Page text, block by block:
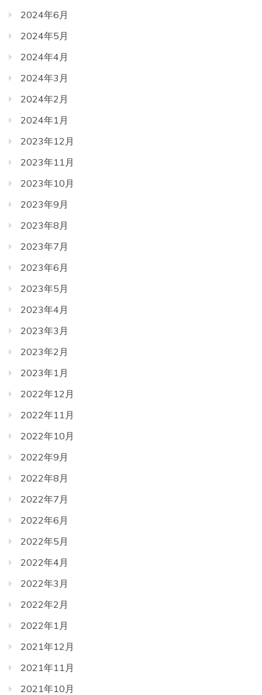
2024年6月
2024年5月
2024年4月
2024年3月
2024年2月
2024年1月
2023年12月
2023年11月
2023年10月
2023年9月
2023年8月
2023年7月
2023年6月
2023年5月
2023年4月
2023年3月
2023年2月
2023年1月
2022年12月
2022年11月
2022年10月
2022年9月
2022年8月
2022年7月
2022年6月
2022年5月
2022年4月
2022年3月
2022年2月
2022年1月
2021年12月
2021年11月
2021年10月